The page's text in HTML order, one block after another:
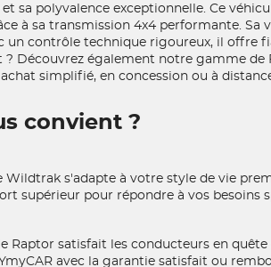
sa polyvalence exceptionnelle. Ce
à sa transmission 4x4 performante. Sa
un contrôle technique rigoureux, il offre
Découvrez également notre gamme de
simplifié, en concession ou à
convient ?
s'adapte à votre style de vie
supérieur pour répondre à vos besoins
Raptor satisfait les conducteurs en
avec la garantie satisfait ou